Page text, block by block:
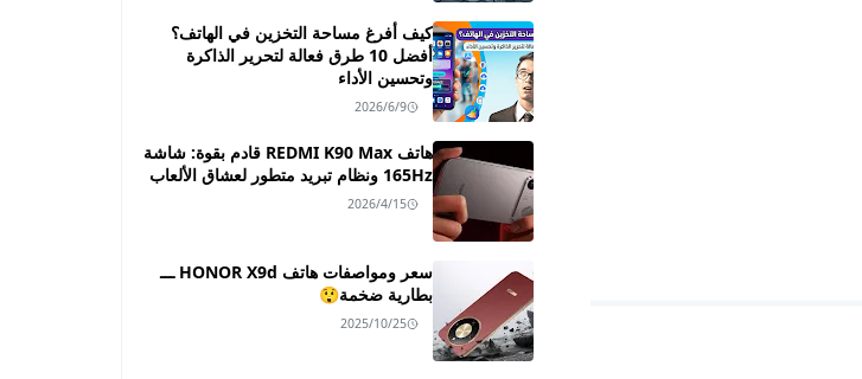
كيف أفرغ مساحة التخزين في الهاتف؟
أفضل 10 طرق فعالة لتحرير الذاكرة
وتحسين الأداء
2026/6/9
هاتف REDMI K90 Max قادم بقوة: شاشة
165Hz ونظام تبريد متطور لعشاق الألعاب
2026/4/15
سعر ومواصفات هاتف HONOR X9d ـــ
بطارية ضخمة😲
2025/10/25